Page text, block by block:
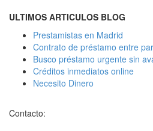
ULTIMOS ARTICULOS BLOG
Prestamistas en Madrid
Contrato de préstamo entre
Busco préstamo urgente sin
Créditos inmediatos online
Necesito Dinero
Contacto: